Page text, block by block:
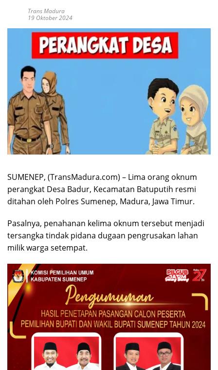
Trans Madura
19 Oktober 2024
SUMENEP, (TransMadura.com) – Lima orang oknum
perangkat Desa Badur, Kecamatan Batuputih resmi
ditahan oleh Polres Sumenep, Madura, Jawa Timur.
Pasalnya, penahanan kelima oknum tersebut menjadi
tersangka tindak pidana dugaan pengrusakan lahan
milik warga setempat.